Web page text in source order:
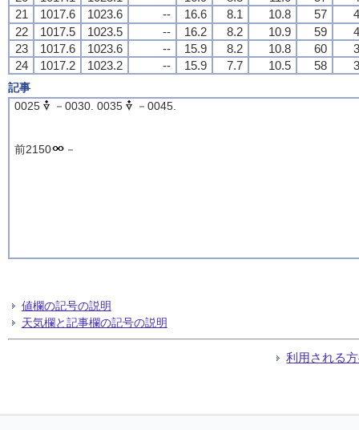
21
1017.6 1023.6 -- 16.6 8.1 10.8 57
22
1017.5 1023.5 -- 16.2 8.2 10.9 59
23
1017.6 1023.6 -- 15.9 8.2 10.8 60
24
1017.2 1023.2 -- 15.9 7.7 10.5 58
記事
0025
－0030. 0035 －0045.
前2150 －
値欄の記号の説明
天気欄と記事欄の記号の説明
利用される